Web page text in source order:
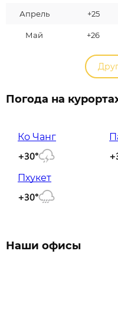
Апрель +25
Май +26
Погода на
Ко Чанг
+30°
Пхукет
+30°
Наши офисы